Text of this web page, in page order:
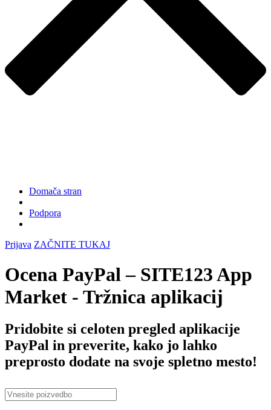
Domača stran
Podpora
Prijava ZAČNITE TUKAJ
Ocena PayPal – SITE123 App
Market - Tržnica aplikacij
Pridobite si celoten pregled aplikacije
PayPal in preverite, kako jo lahko
preprosto dodate na svoje spletno mesto!